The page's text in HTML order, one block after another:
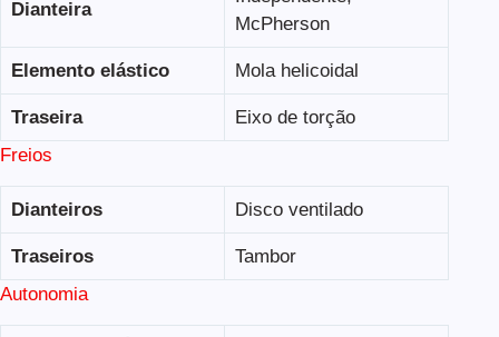
Dianteira
McPherson
Elemento elástico Mola helicoidal
Traseira
Eixo de torção
Freios
Dianteiros Disco ventilado
Traseiros
Tambor
Autonomia